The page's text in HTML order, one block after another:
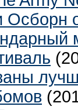
Осборн